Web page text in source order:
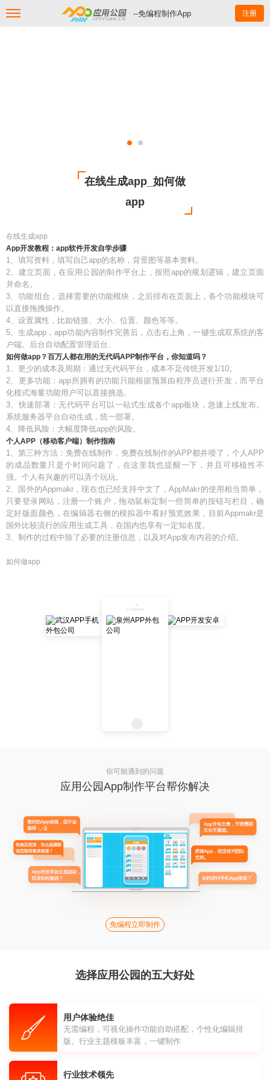
--免编程制作App 注册
在线生成app_如何做
app
在线生成app
App开发教程：app软件开发自学步骤
1、填写资料，填写自己app的名称，背景图等基本资料。
2、建立页面，在应用公园的制作平台上，按照app的规划逻辑，建立页面
并命名。
3、功能组合，选择需要的功能模块，之后排布在页面上，各个功能模块可
以直接拖拽操作。
4、设置属性，比如链接、大小、位置、颜色等等。
5、生成app，app功能内容制作完善后，点击右上角，一键生成双系统的客
户端。后台自动配置管理后台、
如何做app？百万人都在用的无代码APP制作平台，你知道吗？
1、更少的成本及周期：通过无代码平台，成本不足传统开发1/10。
2、更多功能：app所拥有的功能只能根据预算由程序员进行开发，而平台
化模式海量功能用户可以直接挑选。
3、快速部署：无代码平台可以一站式生成各个app板块，急速上线发布。
系统服务器平台自动生成，统一部署。
4、降低风险：大幅度降低app的风险。
个人APP（移动客户端）制作指南
1、第三种方法：免费在线制作，免费在线制作的APP都井喷了，个人APP
的成品数量只是个时间问题了，在这里我也提醒一下，并且可移植性不
强。个人有兴趣的可以弄个玩玩。
2、国外的Appmakr，现在也已经支持中文了，AppMakr的使用相当简单，
只要登录网站，注册一个账户，拖动鼠标定制一些简单的按钮与栏目，确
定好版面颜色，在编辑器右侧的模拟器中看好预览效果，目前Appmakr是
国外比较流行的应用生成工具，在国内也享有一定知名度。
3、制作的过程中除了必要的注册信息，以及对App发布内容的介绍。
如何做app
你可能遇到的问题
应用公园App制作平台帮你解决
免编程立即制作
选择应用公园的五大好处
用户体验绝佳
无需编程，可视化操作功能自助搭配，个性化编辑排
版。行业主题模板丰富，一键制作
行业技术领先